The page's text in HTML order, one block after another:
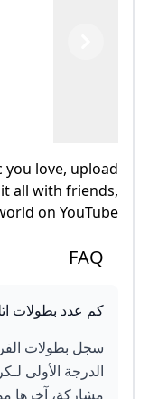
you love, upload
all with friends,
on YouTube.
FAQ
كم عدد بطولات
سجل بطولات